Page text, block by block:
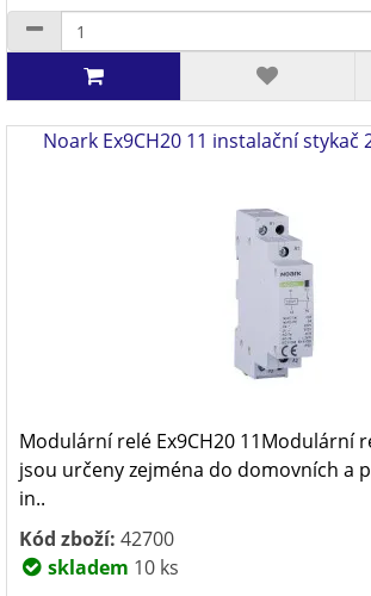
Noark Ex9CH20 11 instalační stykač
Modulární relé Ex9CH20 11Modulární
jsou určeny zejména do domovních a
in..
Kód zboží: 42700
skladem 10 ks